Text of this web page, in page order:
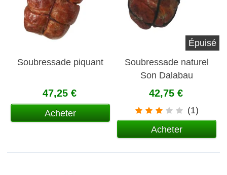
Soubressade piquant
47,25 €
Acheter
Épuisé
Soubressade naturel
Son Dalabau
42,75 €
(1)
Acheter